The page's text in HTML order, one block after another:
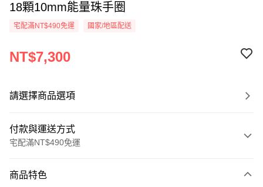
18顆10mm能量珠手圈
宅配滿NT$490免運 國家/地區配送
NT$7,300
請選擇商品選項
付款與運送方式
宅配滿NT$490免運
信用卡一次付款
商品特色